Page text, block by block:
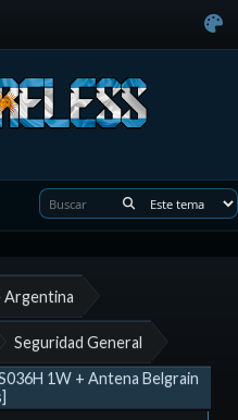
Argentina
Seguridad General
1W + Antena Belgrain